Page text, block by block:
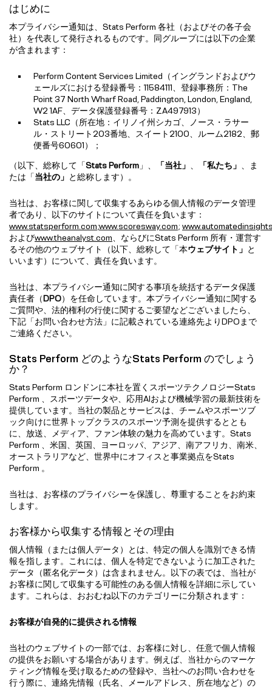
はじめに
本プライバシー通知は、Stats Perform 各社（およびその各子会
社）を代表して発行されるものです。同グループには以下の企業
が含まれます：
Perform Content Services Limited（イングランドおよびウ
ェールズにおける登録番号：11584111、登録事務所：The
Point 37 North Wharf Road, Paddington, London, England,
W2 1AF、データ保護登録番号：ZA497913）
Stats LLC（所在地：イリノイ州シカゴ、ノース・ラサー
ル・ストリート203番地、スイート2100、ルーム2182、郵
便番号60601）；
（以下、総称して「Stats Perform 」、 「当社」 「私たち」
、ま
たは「当社の」 と総称します）。
当社は、お客様に関して収集するあらゆる個人情報のデータ管理
者であり、以下のサイトについて責任を負います：
www.statsperform.com;www.scoresway.com;
およびwww.theanalyst.com 、ならびにStats Perform 所有・運営す
るその他のウェブサイト（以下、総称して「本ウェブサイト」 と
いいます）について、責任を負います。
当社は、本プライバシー通知に関する事項を統括するデータ保護
責任者（DPO）を任命しています。本プライバシー通知に関する
ご質問や、法的権利の行使に関するご要望などございましたら、
下記「お問い合わせ方法」に記載されている連絡先よりDPOまで
ご連絡ください。
Stats Perform どのようなStats Perform のでしょう
か？
Stats Perform ロンドンに本社を置くスポーツテクノロジーStats
Perform 、スポーツデータや、応用AIおよび機械学習の最新技術を
提供しています。当社の製品とサービスは、チームやスポーツブ
ック向けに世界トップクラスのスポーツ予測を提供するととも
に、放送、メディア、ファン体験の魅力を高めています。Stats
Perform 、米国、英国、ヨーロッパ、アジア、南アフリカ、南米、
オーストラリアなど、世界中にオフィスと事業拠点をStats
Perform 。
当社は、お客様のプライバシーを保護し、尊重することをお約束
します。
お客様から収集する情報とその理由
個人情報（または個人データ）とは、特定の個人を識別できる情
報を指します。これには、個人を特定できないように加工された
データ（匿名化データ）は含まれません。以下の表では、当社が
お客様に関して収集する可能性のある個人情報を詳細に示してい
ます。これらは、おおむね以下のカテゴリーに分類されます：
お客様が自発的に提供される情報
当社のウェブサイトの一部では、お客様に対し、任意で個人情報
の提供をお願いする場合があります。例えば、当社からのマーケ
ティング情報を受け取るための登録や、当社へのお問い合わせを
行う際に、連絡先情報（氏名、メールアドレス、所在地など）の